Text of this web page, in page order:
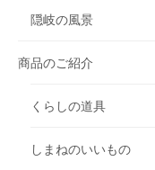
隠岐の風景
商品のご紹介
くらしの道具
しまねのいいもの